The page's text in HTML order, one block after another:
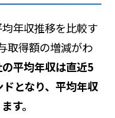
年収推移を比較す
取得額の増減がわ
平均年収は直近5
となり、平均年収
す。